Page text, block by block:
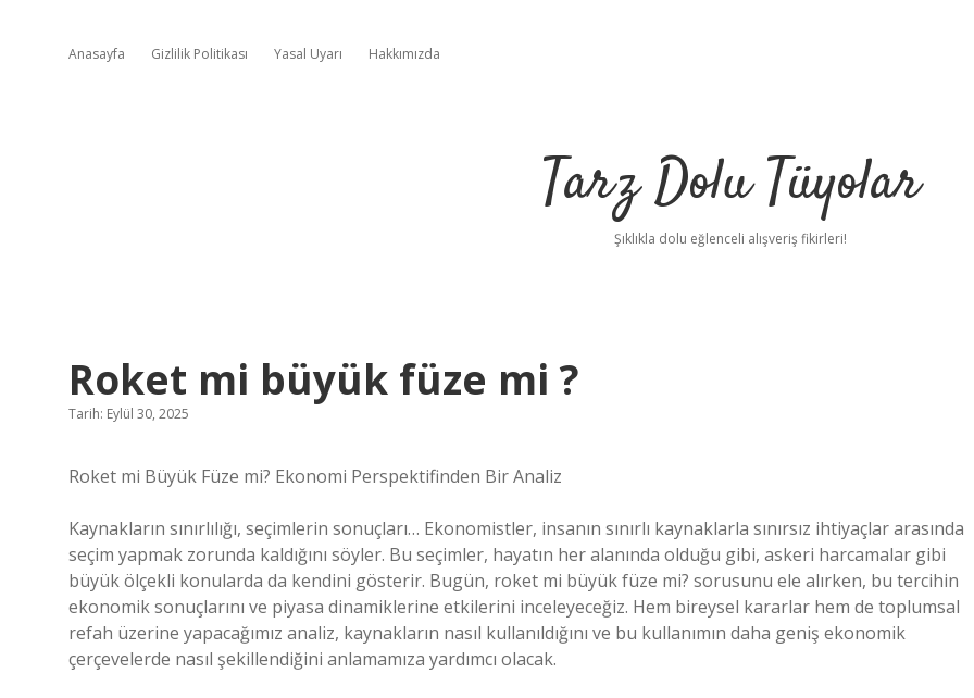
Anasayfa Gizlilik Politikası Yasal Uyarı Hakkımızda
Tarz Dolu Tüyolar
Şıklıkla dolu eğlenceli alışveriş fikirleri!
Roket mi büyük füze mi ?
Tarih: Eylül 30, 2025
Roket mi Büyük Füze mi? Ekonomi Perspektifinden Bir Analiz
Kaynakların sınırlılığı, seçimlerin sonuçları… Ekonomistler, insanın sınırlı kaynaklarla sınırsız ihtiyaçlar arasında
seçim yapmak zorunda kaldığını söyler. Bu seçimler, hayatın her alanında olduğu gibi, askeri harcamalar gibi
büyük ölçekli konularda da kendini gösterir. Bugün, roket mi büyük füze mi? sorusunu ele alırken, bu tercihin
ekonomik sonuçlarını ve piyasa dinamiklerine etkilerini inceleyeceğiz. Hem bireysel kararlar hem de toplumsal
refah üzerine yapacağımız analiz, kaynakların nasıl kullanıldığını ve bu kullanımın daha geniş ekonomik
çerçevelerde nasıl şekillendiğini anlamamıza yardımcı olacak.